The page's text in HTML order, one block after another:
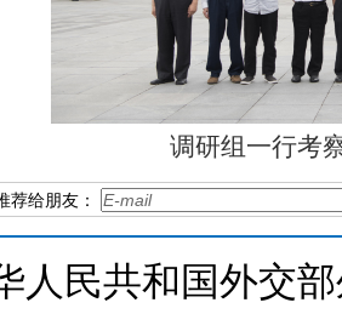
调研组一行考
荐给朋友：
人民共和国外交